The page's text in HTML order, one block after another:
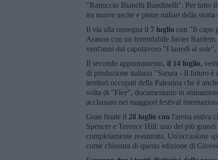
"Ranuccio Bianchi Bandinelli". Per tutto il
tra nuove uscite e pietre miliari della storia
Il via alla rassegna il 7 luglio con "Il capo
Aranoa con un formidabile Javier
vent'anni dal capolavoro "I lunedì al
Il secondo appuntamento, il 14 luglio,
di produzione italiana "Sarura - Il futuro è
territori occupati della Palestina che è
volta di "Flee", documentario in
acclamato nei maggiori festival
Gran finale il 28 luglio con l'arena estiva
Spencer e Terence Hill: uno dei più
completamente restaurata. Un'occasione
come chiusura di questa edizione di